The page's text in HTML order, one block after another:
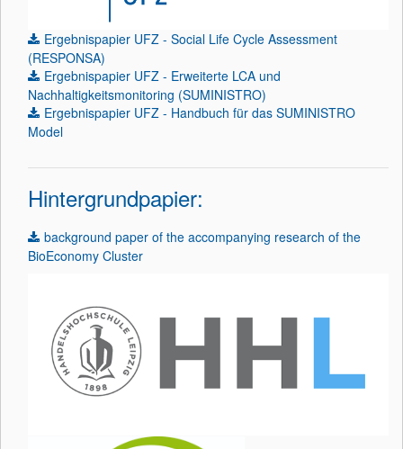
Ergebnispapier UFZ - Social Life Cycle Assessment
(RESPONSA)
Ergebnispapier UFZ - Erweiterte LCA und
Nachhaltigkeitsmonitoring (SUMINISTRO)
Ergebnispapier UFZ - Handbuch für das SUMINISTRO
Model
Hintergrundpapier:
background paper of the accompanying research of the
BioEconomy Cluster